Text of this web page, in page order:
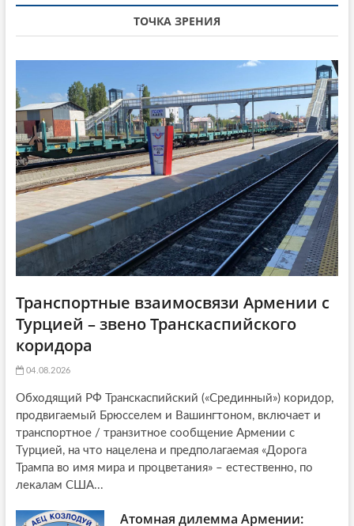
v
i
g
a
t
i
o
n
с
т
ь
я
:
т
ь
я
:
ТОЧКА ЗРЕНИЯ
Транспортные взаимосвязи Армении с
Турцией – звено Транскаспийского
коридора
04.08.2026
Обходящий РФ Транскаспийский («Срединный») коридор,
продвигаемый Брюсселем и Вашингтоном, включает и
транспортное / транзитное сообщение Армении с
Турцией, на что нацелена и предполагаемая «Дорога
Трампа во имя мира и процветания» – естественно, по
лекалам США...
Атомная дилемма Армении: